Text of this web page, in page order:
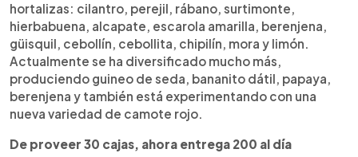
hortalizas: cilantro, perejil, rábano, surtimonte,
hierbabuena, alcapate, escarola amarilla, berenjena,
güisquil, cebollín, cebollita, chipilín, mora y limón.
Actualmente se ha diversificado mucho más,
produciendo guineo de seda, bananito dátil, papaya,
berenjena y también está experimentando con una
nueva variedad de camote rojo.
De proveer 30 cajas, ahora entrega 200 al día